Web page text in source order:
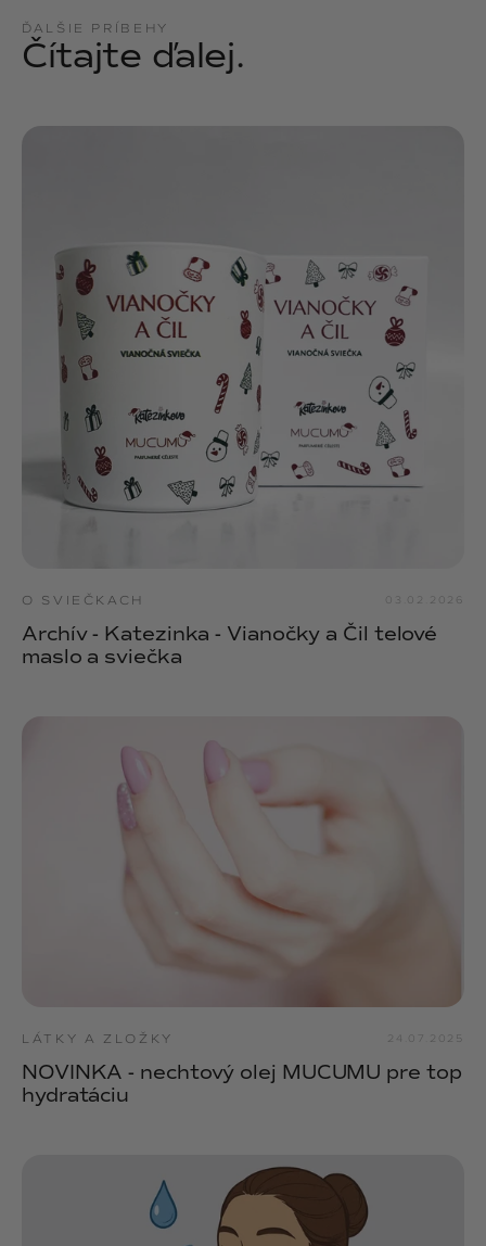
ĎALŠIE PRÍBEHY
Čítajte ďalej.
O SVIEČKACH 03.02.2026
Archív - Katezinka - Vianočky a Čil telové
maslo a sviečka
LÁTKY A ZLOŽKY 24.07.2025
NOVINKA - nechtový olej MUCUMU pre top
hydratáciu